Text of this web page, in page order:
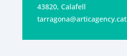
43820, Calafell
tarragona@articagency.cat